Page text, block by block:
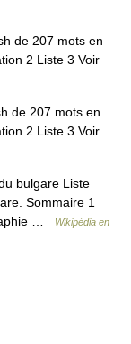
de 207 mots en
2 Liste 3 Voir
de 207 mots en
2 Liste 3 Voir
bulgare Liste
Sommaire 1
…
Wikipédia en